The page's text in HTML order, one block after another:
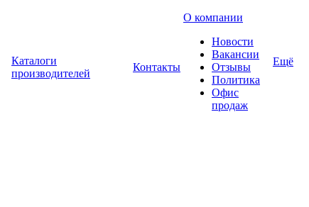
Каталоги
производителей
Контакты
О компании
Новости
Вакансии
Отзывы
Политика
Офис
продаж
Ещё